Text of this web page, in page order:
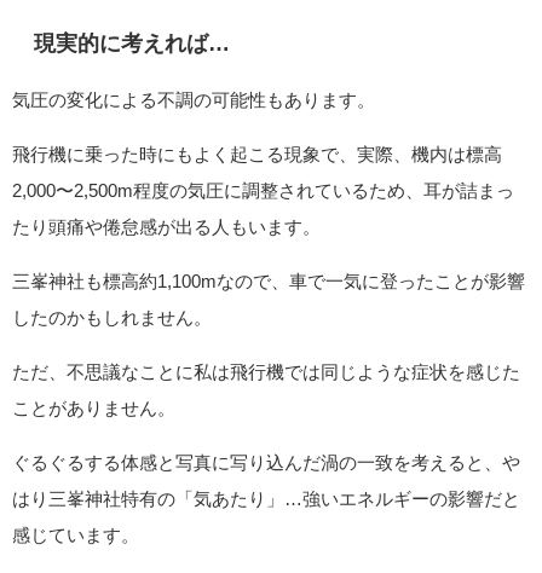
現実的に考えれば…
気圧の変化による不調の可能性もあります。
飛行機に乗った時にもよく起こる現象で、実際、機内は標高
2,000〜2,500m程度の気圧に調整されているため、耳が詰まっ
たり頭痛や倦怠感が出る人もいます。
三峯神社も標高約1,100mなので、車で一気に登ったことが影響
したのかもしれません。
ただ、不思議なことに私は飛行機では同じような症状を感じた
ことがありません。
ぐるぐるする体感と写真に写り込んだ渦の一致を考えると、や
はり三峯神社特有の「気あたり」…強いエネルギーの影響だと
感じています。